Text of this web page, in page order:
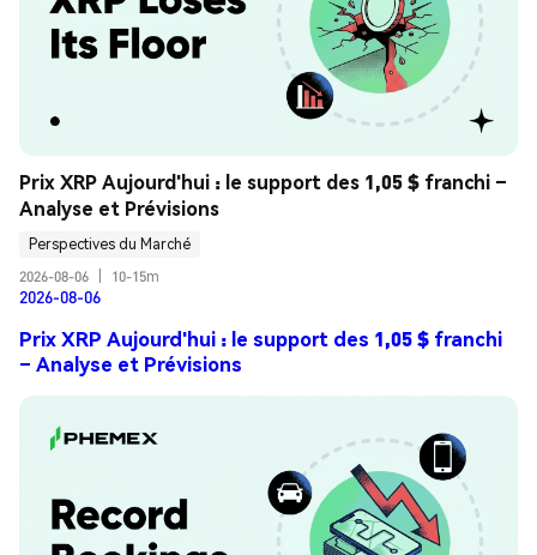
Prix XRP Aujourd'hui : le support des 1,05 $ franchi –
Analyse et Prévisions
Perspectives du Marché
2026-08-06
10-15m
2026-08-06
Prix XRP Aujourd'hui : le support des 1,05 $ franchi
– Analyse et Prévisions